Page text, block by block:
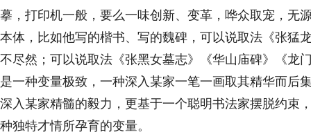
摹，打印机一般，要么一味创新、变革，哗众取宠，无
本体，比如他写的楷书、写的魏碑，可以说取法《张猛
不尽然；可以说取法《张黑女墓志》《华山庙碑》《龙
是一种变量极致，一种深入某家一笔一画取其精华而后
深入某家精髓的毅力，更基于一个聪明书法家摆脱约束
种独特才情所孕育的变量。